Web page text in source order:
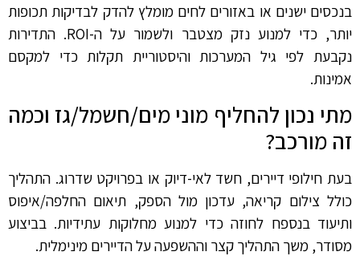
בנכסים ישנים או באזורים לחים מומלץ להדק לבדיקות תכופות
יותר, כדי למנוע נזק מצטבר ולשמור על ה-ROI. התדירות
נקבעת לפי גיל המערכות והיסטוריית תקלות כדי למקסם
אמינות.
מתי נכון להחליף מוני מים/חשמל/גז וכמה
זה מורכב?
בעת חילופי דיירים, חשד לאי-דיוק או בפרויקט שדרוג. התהליך
כולל צילום קריאה, עדכון מול הספק, תיאום החלפה/איפוס
ותיעוד בנספח לחוזה כדי למנוע מחלוקות עתידיות. בביצוע
מסודר, משך התהליך קצר וההשפעה על הדיירים מינימלית.